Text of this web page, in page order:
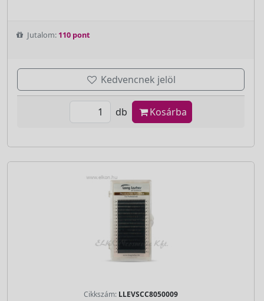
Jutalom: 110 pont
Kedvencnek jelöl
db Kosárba
Cikkszám: LLEVSCC8050009